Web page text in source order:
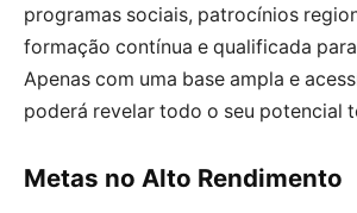
programas sociais, patrocínios
formação contínua e qualificada
Apenas com uma base ampla e
poderá revelar todo o seu potencial
Metas no Alto Rendimento